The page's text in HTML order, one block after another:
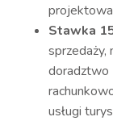
Stawka
sprzedaży,
doradztwo
usługi